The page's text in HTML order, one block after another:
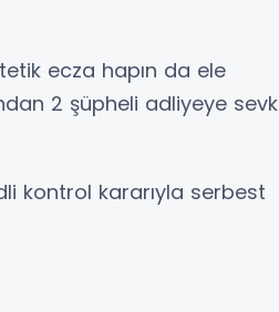
ecza hapın da ele
2 şüpheli adliyeye sevk
kontrol kararıyla serbest